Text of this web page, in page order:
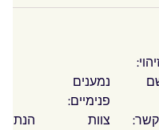
נמענים
פנימיים:
צוות